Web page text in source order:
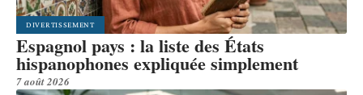
DIVERTISSEMENT
Espagnol pays : la liste des États
hispanophones expliquée simplement
7 août 2026